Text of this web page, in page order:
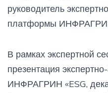
руководитель
платформы
В рамках экспертной
презентация
ИНФРАГРИН «ESG,